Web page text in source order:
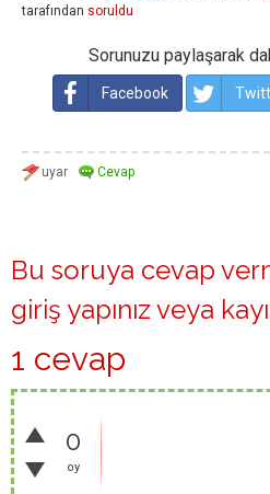
tarafından soruldu
Sorunuzu paylaşarak
Facebook
Bu soruya cevap
giriş yapınız veya
1 cevap
0
oy